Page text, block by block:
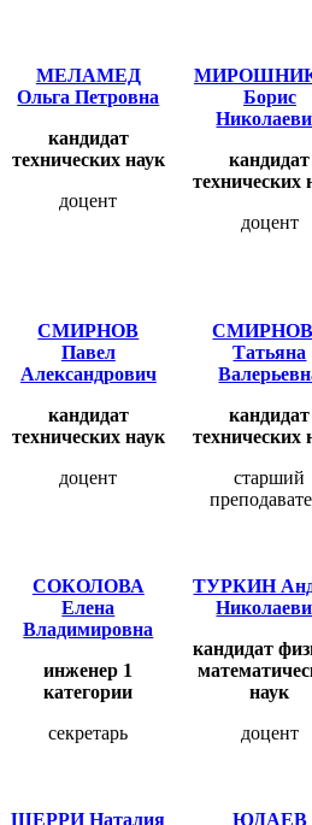
МЕЛАМЕД
Ольга Петровна
кандидат
технических наук
доцент
Борис
кандидат
технических
доцент
СМИРНОВ
Павел
Александрович
кандидат
технических наук
доцент
Татьяна
кандидат
технических
старший
СОКОЛОВА
Елена
Владимировна
инженер 1
категории
секретарь
ТУРКИН
кандидат
наук
доцент
ШЕРРИ Наталия ЮДАЕВ